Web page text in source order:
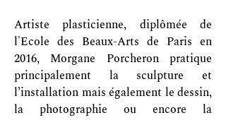
Artiste plasticienne, diplômée de
l'Ecole des Beaux-Arts de Paris en
2016, Morgane Porcheron pratique
principalement la sculpture et
l’installation mais également le dessin,
la photographie ou encore la